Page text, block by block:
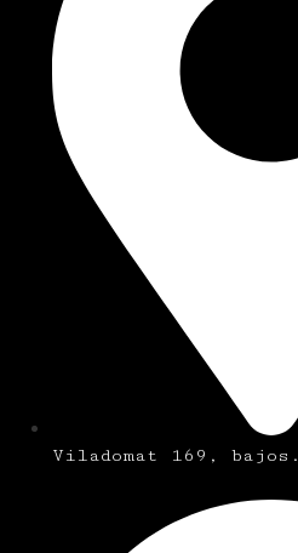
Viladomat 169, bajos.